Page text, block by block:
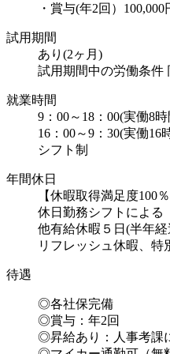
・賞与(年2回）100,000
試用期間
あり(2ヶ月)
試用期間中の労働条件
就業時間
9：00～18：00(実働8
16：00～9：30(実働16
シフト制
年間休日
【休暇取得満足度100％
休日勤務シフトによる
他有給休暇５日(半年
リフレッシュ休暇、特
待遇
◎各社保完備
◎賞与：年2回
◎昇給あり：人事考課